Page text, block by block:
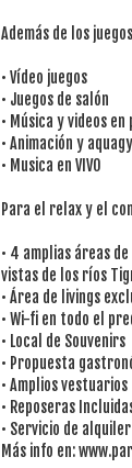
Además de los
• Vídeo juegos
• Juegos de salón
• Música y videos
• Animación y
• Musica en VIVO
Para el relax y el
• 4 amplias áreas
vistas de los ríos
• Área de livings
• Wi-fi en todo el
• Local de Souvenirs
• Propuesta
• Amplios vestuarios
• Reposeras
• Servicio de
Más info en: